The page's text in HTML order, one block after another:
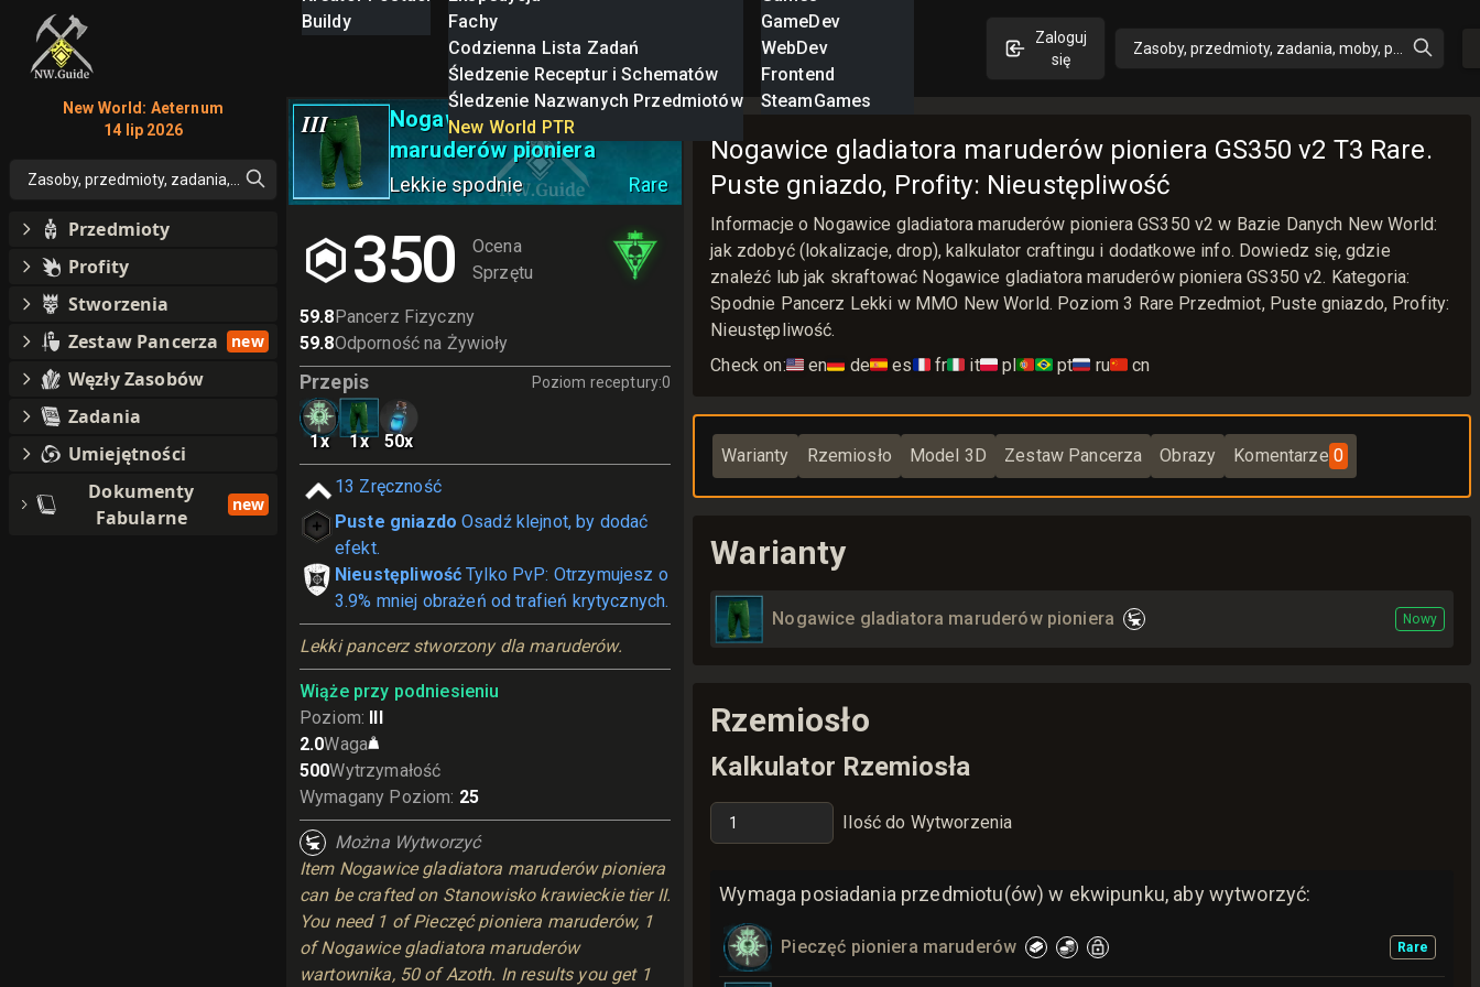
Buildy
Fachy
Codzienna Lista Zadań
Śledzenie Receptur i Schematów
Śledzenie Nazwanych Przedmiotów
New World PTR
GameDev
WebDev
Frontend
SteamGames
Zaloguj
się
Zasoby, przedmioty, zadania, moby, perki,
III
Nogawice gladiatora
maruderów pioniera
Lekkie spodnie Rare
350
Ocena
Sprzętu
59.8Pancerz Fizyczny
59.8Odporność na Żywioły
Przepis Poziom receptury:0
1x 1x 50x
13 Zręczność
Puste gniazdo Osadź klejnot, by dodać
efekt.
Nieustępliwość Tylko PvP: Otrzymujesz o
3.9% mniej obrażeń od trafień krytycznych.
Lekki pancerz stworzony dla maruderów.
Wiąże przy podniesieniu
Poziom: III
2.0Waga
500Wytrzymałość
Wymagany Poziom: 25
Można Wytworzyć
Item Nogawice gladiatora maruderów pioniera
can be crafted on Stanowisko krawieckie tier II.
You need 1 of Pieczęć pioniera maruderów, 1
of Nogawice gladiatora maruderów
wartownika, 50 of Azoth. In results you get 1
Nogawice gladiatora maruderów pioniera GS350 v2 T3 Rare.
Puste gniazdo, Profity: Nieustępliwość
Informacje o Nogawice gladiatora maruderów pioniera GS350 v2 w Bazie Danych New World:
jak zdobyć (lokalizacje, drop), kalkulator craftingu i dodatkowe info. Dowiedz się, gdzie
znaleźć lub jak skraftować Nogawice gladiatora maruderów pioniera GS350 v2. Kategoria:
Spodnie Pancerz Lekki w MMO New World. Poziom 3 Rare Przedmiot, Puste gniazdo, Profity:
Nieustępliwość.
Check on:🇺🇸 en🇩🇪 de🇪🇸 es🇫🇷 fr🇮🇹 it🇵🇱 pl🇵🇹🇧🇷 pt🇷🇺 ru🇨🇳 cn
Warianty Rzemiosło Model 3D Zestaw Pancerza Obrazy Komentarze 0
Warianty
Nogawice gladiatora maruderów pioniera Nowy
Rzemiosło
Kalkulator Rzemiosła
Ilość do Wytworzenia
Wymaga posiadania przedmiotu(ów) w ekwipunku, aby wytworzyć:
Pieczęć pioniera maruderów Rare
New World: Aeternum
14 lip 2026
Zasoby, przedmioty, zadania, moby, perki, umiejętności
Przedmioty
Profity
Stworzenia
Zestaw Pancerza
new
Węzły Zasobów
Zadania
Umiejętności
Dokumenty
Fabularne
new